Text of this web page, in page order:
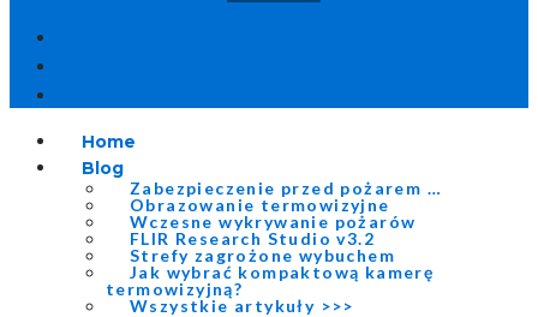
Home
Blog
Zabezpieczenie przed pożarem …
Obrazowanie termowizyjne
Wczesne wykrywanie pożarów
FLIR Research Studio v3.2
Strefy zagrożone wybuchem
Jak wybrać kompaktową kamerę
termowizyjną?
Wszystkie artykuły >>>